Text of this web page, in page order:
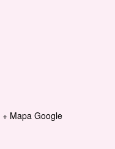
+ Mapa Google